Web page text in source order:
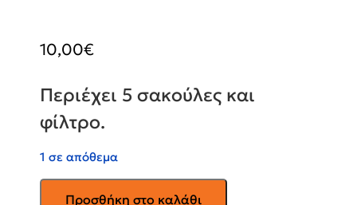
10,00€
Περιέχει 5 σακούλες και
φίλτρο.
1 σε απόθεμα
Προσθήκη στο καλάθι